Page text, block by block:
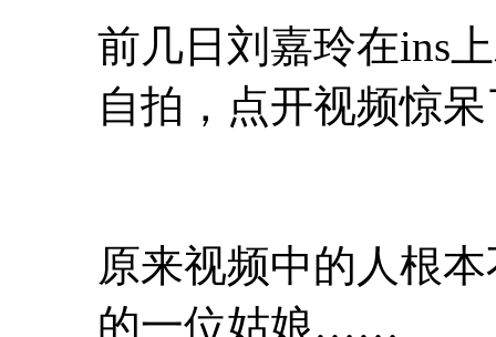
前几日刘嘉玲在ins
自拍，点开视频惊
原来视频中的人根
的一位姑娘……